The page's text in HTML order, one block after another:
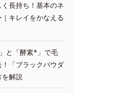
く長持ち！基本のネ
キレイをかなえる
と「酵素*」で毛
「ブラックパウダ
を解説